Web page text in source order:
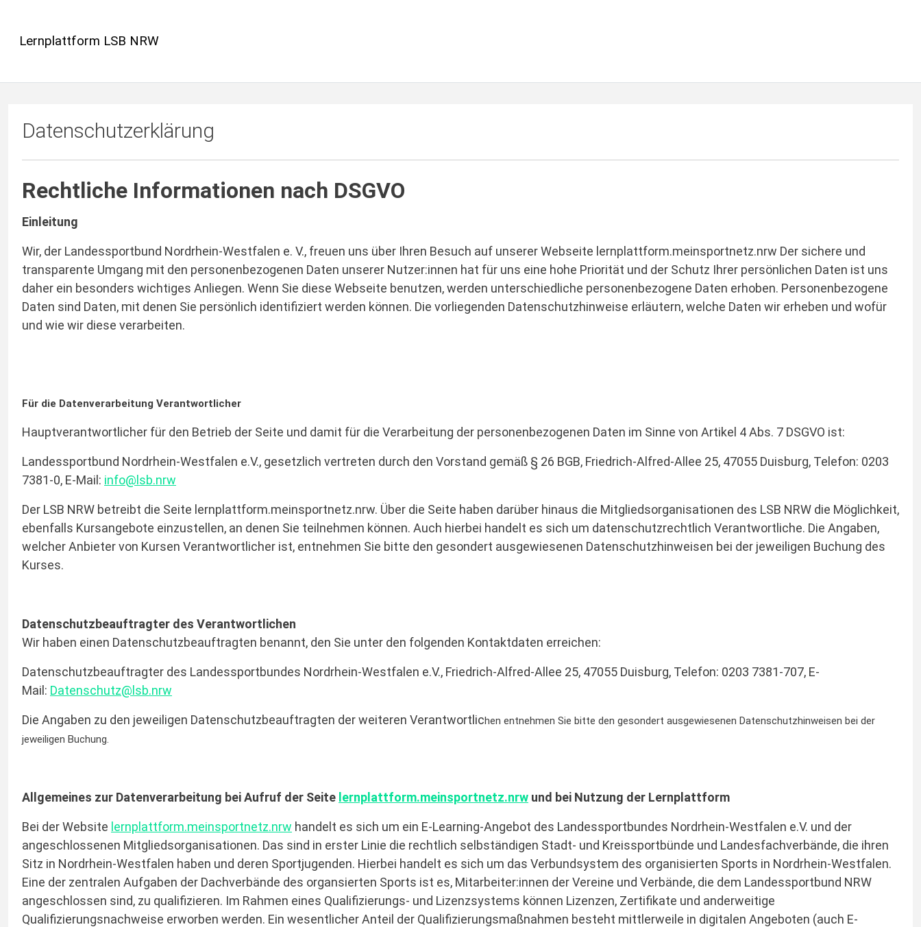
Lernplattform LSB NRW
Datenschutzerklärung
Rechtliche Informationen nach DSGVO
Einleitung
Wir, der Landessportbund Nordrhein-Westfalen e. V., freuen uns über Ihren Besuch auf unserer Webseite lernplattform.meinsportnetz.nrw Der sichere und
transparente Umgang mit den personenbezogenen Daten unserer Nutzer:innen hat für uns eine hohe Priorität und der Schutz Ihrer persönlichen Daten ist uns
daher ein besonders wichtiges Anliegen. Wenn Sie diese Webseite benutzen, werden unterschiedliche personenbezogene Daten erhoben. Personenbezogene
Daten sind Daten, mit denen Sie persönlich identifiziert werden können. Die vorliegenden Datenschutzhinweise erläutern, welche Daten wir erheben und wofür
und wie wir diese verarbeiten.
Für die Datenverarbeitung Verantwortlicher
Hauptverantwortlicher für den Betrieb der Seite und damit für die Verarbeitung der personenbezogenen Daten im Sinne von Artikel 4 Abs. 7 DSGVO ist:
Landessportbund Nordrhein-Westfalen e.V., gesetzlich vertreten durch den Vorstand gemäß § 26 BGB, Friedrich-Alfred-Allee 25, 47055 Duisburg, Telefon: 0203
7381-0, E-Mail: info@lsb.nrw
Der LSB NRW betreibt die Seite lernplattform.meinsportnetz.nrw. Über die Seite haben darüber hinaus die Mitgliedsorganisationen des LSB NRW die Möglichkeit,
ebenfalls Kursangebote einzustellen, an denen Sie teilnehmen können. Auch hierbei handelt es sich um datenschutzrechtlich Verantwortliche. Die Angaben,
welcher Anbieter von Kursen Verantwortlicher ist, entnehmen Sie bitte den gesondert ausgewiesenen Datenschutzhinweisen bei der jeweiligen Buchung des
Kurses.
Datenschutzbeauftragter des Verantwortlichen
Wir haben einen Datenschutzbeauftragten benannt, den Sie unter den folgenden Kontaktdaten erreichen:
Datenschutzbeauftragter des Landessportbundes Nordrhein-Westfalen e.V., Friedrich-Alfred-Allee 25, 47055 Duisburg, Telefon: 0203 7381-707, E-
Mail: Datenschutz@lsb.nrw
Die Angaben zu den jeweiligen Datenschutzbeauftragten der weiteren Verantwortlichen entnehmen Sie bitte den gesondert ausgewiesenen Datenschutzhinweisen bei der
jeweiligen Buchung.
Allgemeines zur Datenverarbeitung bei Aufruf der Seite lernplattform.meinsportnetz.nrw und bei Nutzung der Lernplattform
Bei der Website lernplattform.meinsportnetz.nrw handelt es sich um ein E-Learning-Angebot des Landessportbundes Nordrhein-Westfalen e.V. und der
angeschlossenen Mitgliedsorganisationen. Das sind in erster Linie die rechtlich selbständigen Stadt- und Kreissportbünde und Landesfachverbände, die ihren
Sitz in Nordrhein-Westfalen haben und deren Sportjugenden. Hierbei handelt es sich um das Verbundsystem des organisierten Sports in Nordrhein-Westfalen.
Eine der zentralen Aufgaben der Dachverbände des organsierten Sports ist es, Mitarbeiter:innen der Vereine und Verbände, die dem Landessportbund NRW
angeschlossen sind, zu qualifizieren. Im Rahmen eines Qualifizierungs- und Lizenzsystems können Lizenzen, Zertifikate und anderweitige
Qualifizierungsnachweise erworben werden. Ein wesentlicher Anteil der Qualifizierungsmaßnahmen besteht mittlerweile in digitalen Angeboten (auch E-